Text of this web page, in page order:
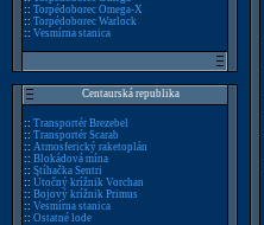
:: Torpédoborec Omega-X
:: Torpédoborec Warlock
:: Vesmírna stanica
Centaurská republika
:: Transportér Brezebel
:: Transportér Scarab
:: Atmosferický raketoplán
:: Blokádová mína
:: Stíhačka Sentri
:: Útočný krížnik Vorchan
:: Bojový krížnik Primus
:: Vesmírna stanica
:: Ostatné lode